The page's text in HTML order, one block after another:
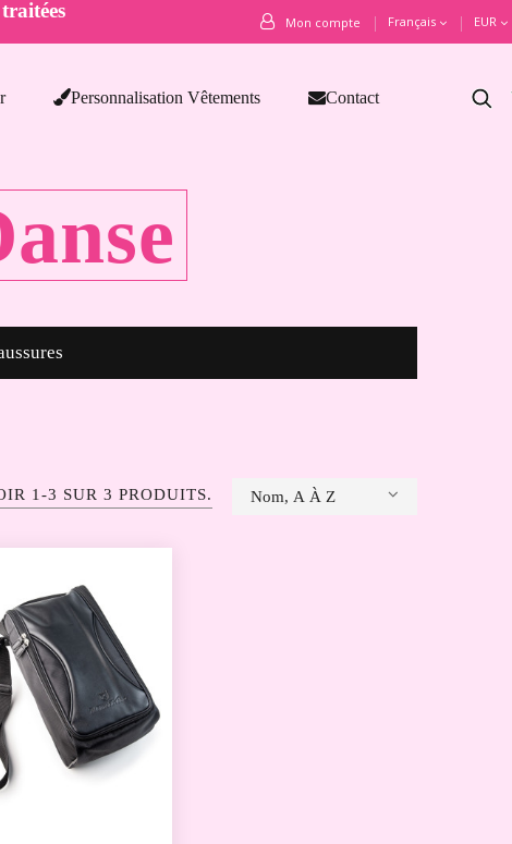
Mon compte Français EUR
Personnalisation Vêtements Contact
1-3 SUR 3 PRODUITS. Nom, A À Z